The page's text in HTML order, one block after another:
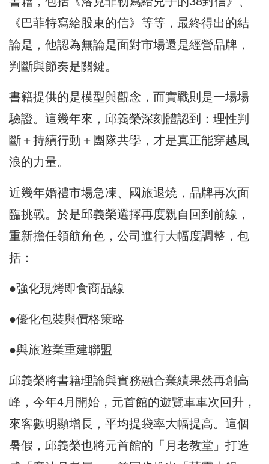
《巴菲特寫給股東的信》等等，最終得出的結
論是，他認為無論是面對市場還是經營品牌，
判斷與節奏是關鍵。
書籍提供的是模型與觀念，而實戰則是一場場
驗證。這幾年來，邱義榮深刻體認到：理性判
斷＋持續行動＋團隊共學，才是真正能穿越風
浪的力量。
近幾年婚禮市場急凍、國旅退燒，品牌再次面
臨挑戰。於是邱義榮選擇再度親自回到前線，
重新擔任領航角色，公司進行大幅度調整，包
括：
●強化現烤即食商品線
●優化包裝與價格策略
●與旅遊業重建聯盟
邱義榮將書籍理論與實務融合業績果然再創高
峰，今年4月開始，元首館的遊覽車車次回升，
來客數明顯增長，平均提袋率大幅提高。這個
暑假，邱義榮也將元首館的「月老教堂」打造